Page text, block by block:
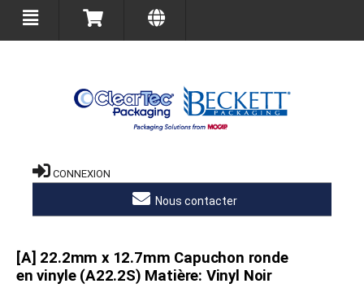
CONNEXION
Nous contacter
[A] 22.2mm x 12.7mm Capuchon ronde
en vinyle (A22.2S) Matière: Vinyl Noir